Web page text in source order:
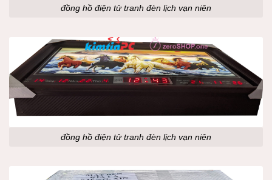
đồng hồ điện tử tranh đèn lịch vạn niên
đồng hồ điện tử tranh đèn lịch vạn niên